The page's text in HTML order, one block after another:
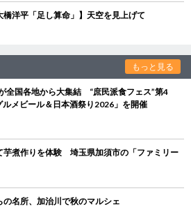
橋洋平「足し算命」】天空を見上げて
もっと見る
全国各地から大集結 “庶民派食フェス”第4
ルメビール＆日本酒祭り2026」を開催
芋煮作りを体験 埼玉県加須市の「ファミリー
名所、加治川で秋のマルシェ